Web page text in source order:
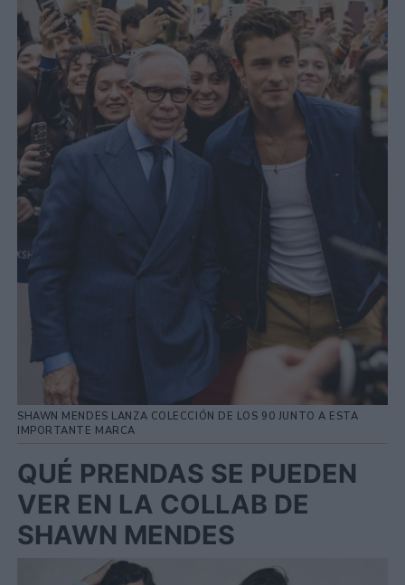
SHAWN MENDES LANZA COLECCIÓN DE LOS 90 JUNTO A ESTA
IMPORTANTE MARCA
QUÉ PRENDAS SE PUEDEN
VER EN LA COLLAB DE
SHAWN MENDES